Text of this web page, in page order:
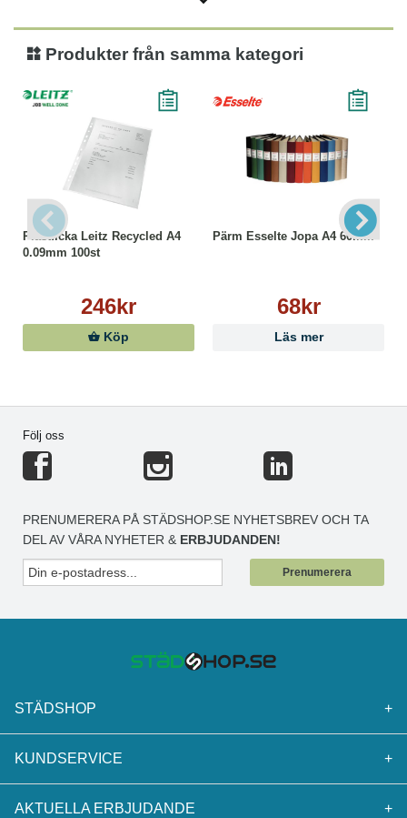
Produkter från samma kategori
Plastficka Leitz Recycled A4
0.09mm 100st
246kr
Köp
Pärm Esselte Jopa A4 60mm
68kr
Läs mer
Följ oss
PRENUMERERA PÅ STÄDSHOP.SE NYHETSBREV OCH TA
DEL AV VÅRA NYHETER & ERBJUDANDEN!
Prenumerera
STÄDSHOP +
KUNDSERVICE +
AKTUELLA ERBJUDANDE +